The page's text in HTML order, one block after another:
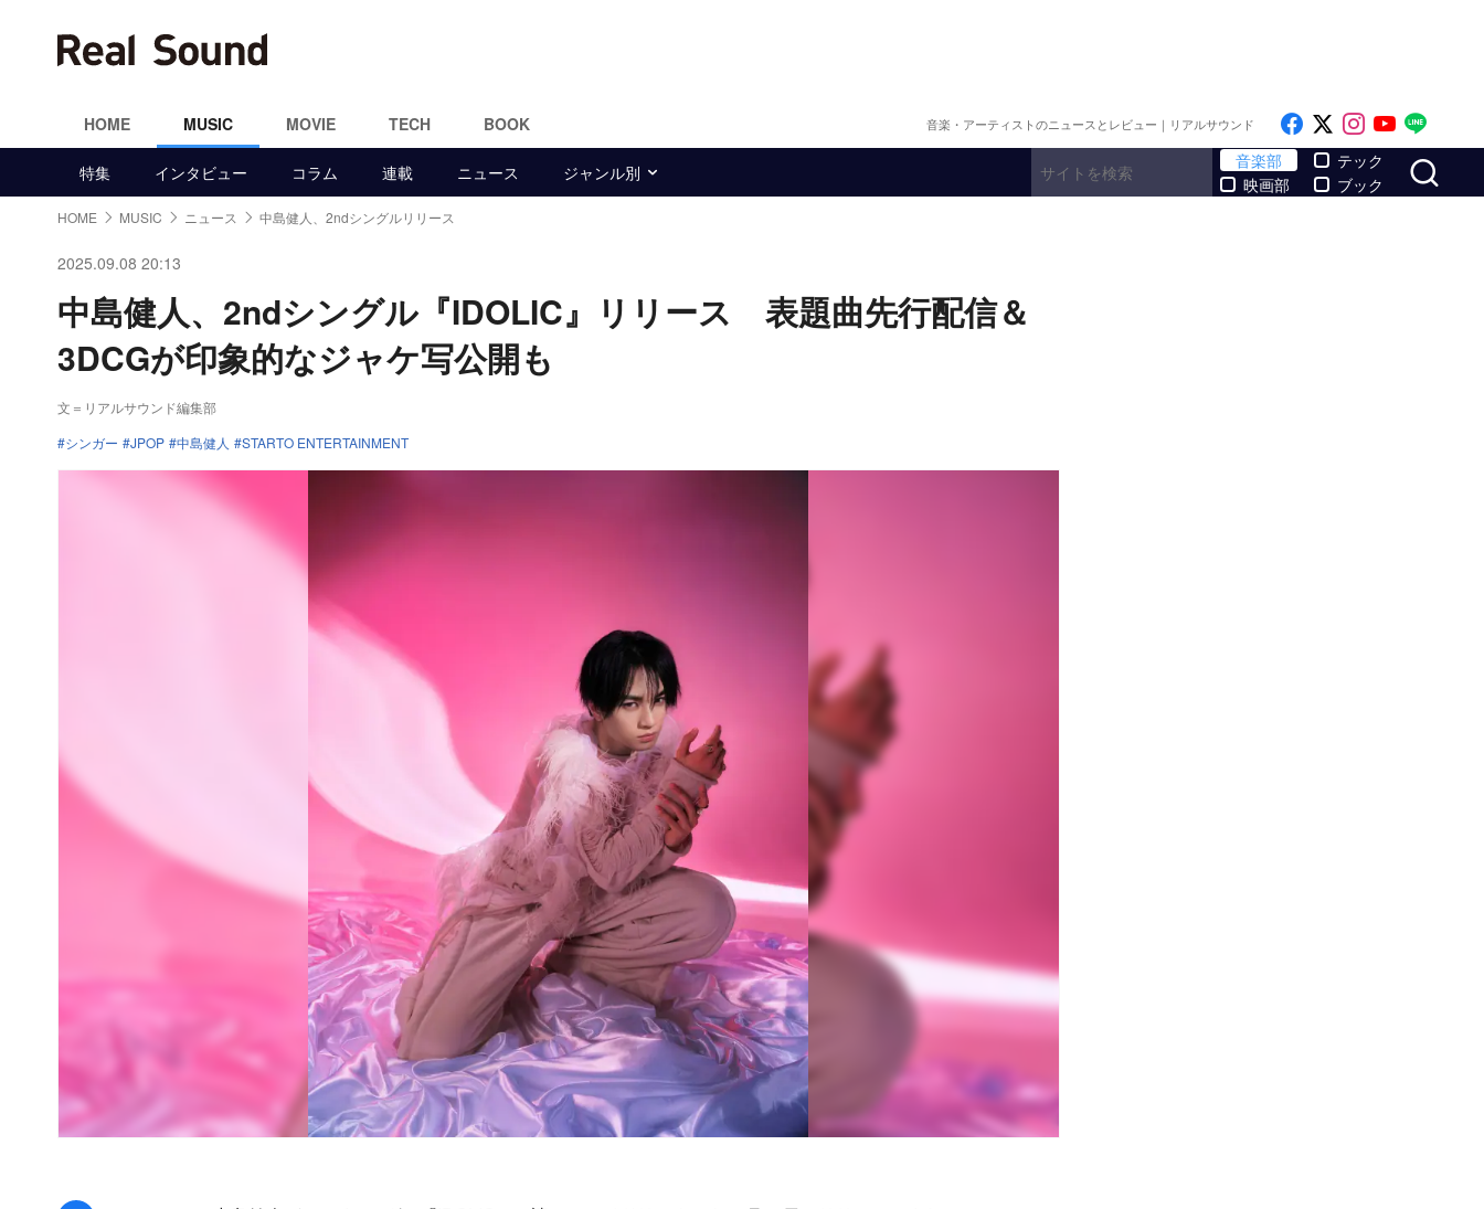
HOME MUSIC MOVIE TECH BOOK 音楽・アーティストのニュースとレビュー｜リアルサウンド Like on Facebook
Follow on x
Follow on
Follow
特集 インタビュー コラム 連載 ニュース ジャンル別
音楽部
映画部
テック
ブック
HOME MUSIC ニュース 中島健人、2ndシングルリリース
2025.09.08 20:13
中島健人、2ndシングル『IDOLIC』リリース 表題曲先行配信＆
3DCGが印象的なジャケ写公開も
文＝リアルサウンド編集部
シンガー
JPOP 中島健人 STARTO ENTERTAINMENT